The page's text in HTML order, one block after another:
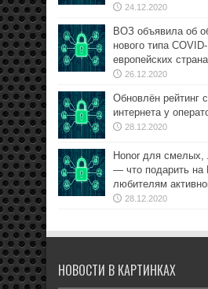
24.12.2020
ВОЗ объявила об
нового типа
европейских
26.12.2020
Обновлён рейтинг
интернета у
28.12.2020
Honor для смелых,
— что подарить на
любителям
28.12.2020
НОВОСТИ В КАРТИНКАХ